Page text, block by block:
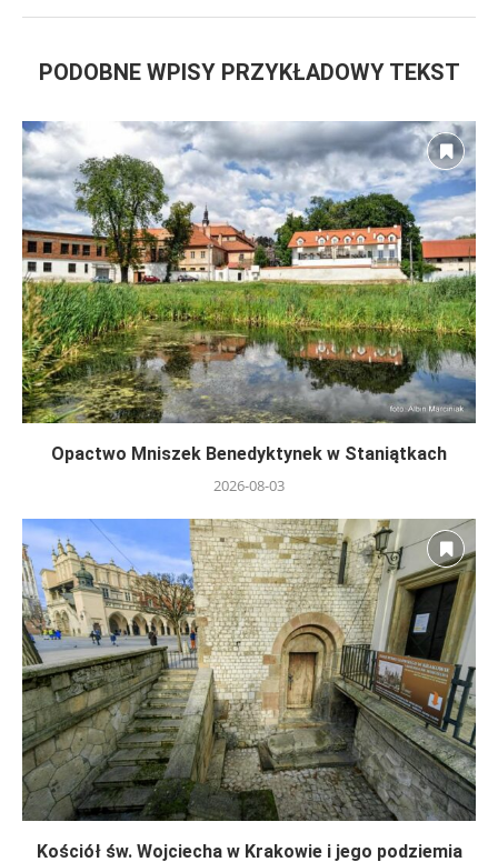
PODOBNE WPISY PRZYKŁADOWY TEKST
Opactwo Mniszek Benedyktynek w Staniątkach
2026-08-03
Kościół św. Wojciecha w Krakowie i jego podziemia